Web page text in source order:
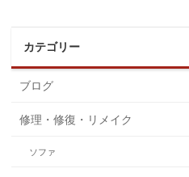
カテゴリー
ブログ
修理・修復・リメイク
ソファ